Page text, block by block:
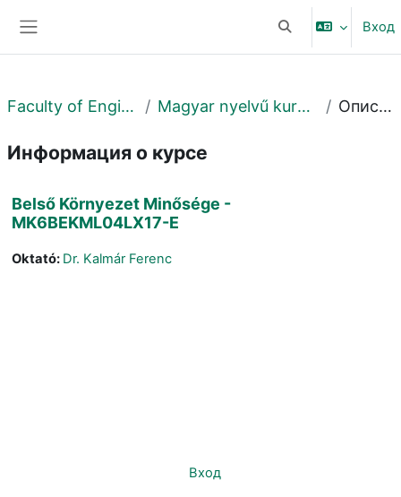
Изменить данные
Вход
Faculty of Engineering Magyar nyelvű kurzusok MK Описание
Информация о курсе
Belső Környezet Minősége -
MK6BEKML04LX17-E
Oktató: Dr. Kalmár Ferenc
Вход